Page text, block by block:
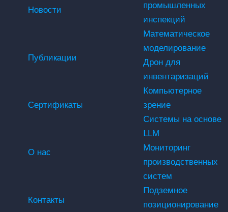
Новости
Публикации
промышленных
инспекций
Математическое
моделирование
Дрон для
инвентаризаций
Компьютерное
зрение
Системы на основе
LLM
Мониторинг
производственных
систем
Подземное
позиционирование
Сертификаты
О нас
Контакты